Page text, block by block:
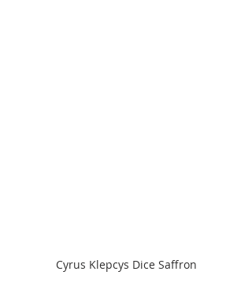
Cyrus Klepcys Dice Saffron